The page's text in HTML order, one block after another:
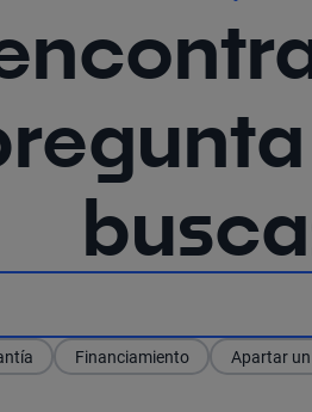
Financiamiento Apartar